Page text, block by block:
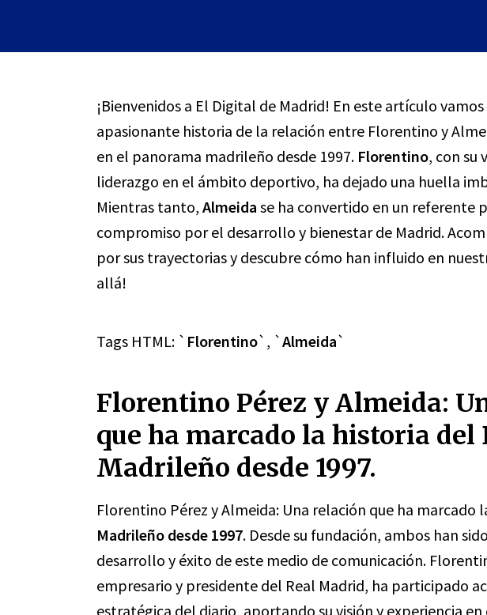
¡Bienvenidos a El Digital de Madrid! En este artículo
apasionante historia de la relación entre Florentino y
en el panorama madrileño desde 1997. Florentino, con su
liderazgo en el ámbito deportivo, ha dejado una huella
Mientras tanto, Almeida se ha convertido en un referente
compromiso por el desarrollo y bienestar de Madrid.
por sus trayectorias y descubre cómo han influido en
allá!
Tags HTML: ` Florentino`, `Almeida`
Florentino Pérez y Almeida:
que ha marcado la historia del
Madrileño desde 1997.
Florentino Pérez y Almeida: Una relación que ha marcado
Madrileño desde 1997. Desde su fundación, ambos han
desarrollo y éxito de este medio de comunicación.
empresario y presidente del Real Madrid, ha participado
estratégica del diario, aportando su visión y experiencia